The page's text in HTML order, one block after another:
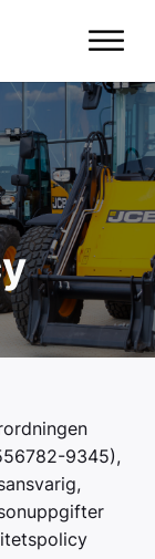
9345),